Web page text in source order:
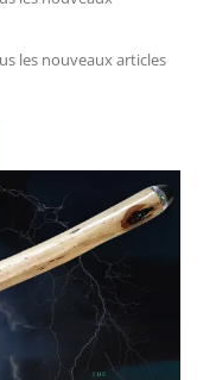
les nouveaux articles